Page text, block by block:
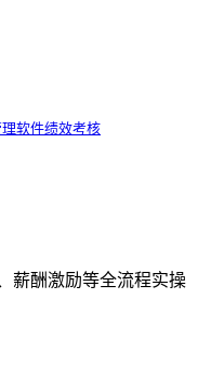
软件绩效考核
薪酬激励等全流程实操